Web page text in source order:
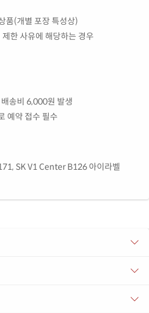
품(개별 포장 특성상)
한 사유에 해당하는 경우
송비 6,000원 발생
예약 접수 필수
SK V1 Center B126 아이라벨